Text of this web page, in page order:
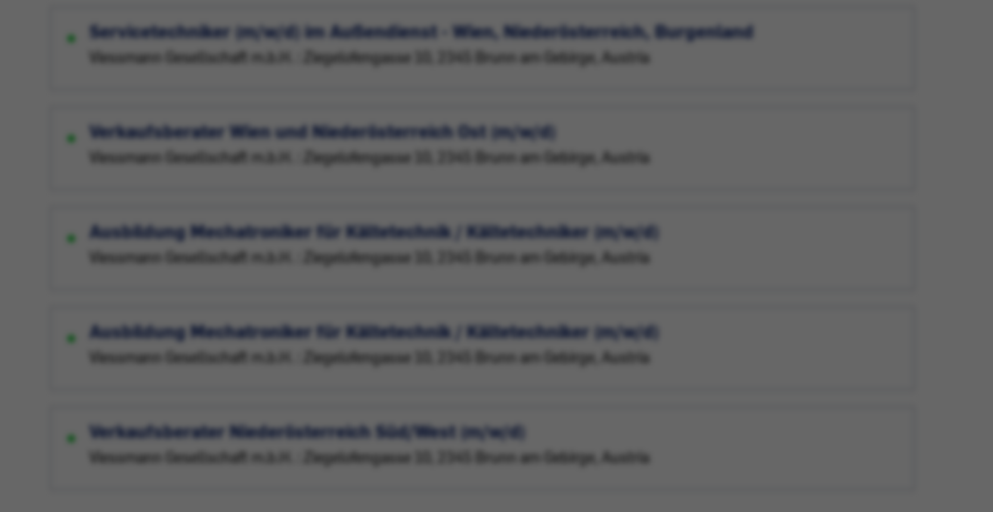
Servicetechniker (m/w/d) im Außendienst - Wien, Niederösterreich, Burgenland
Viessmann Gesellschaft m.b.H. : Ziegelofengasse 10, 2345 Brunn am Gebirge, Austria
Verkaufsberater Wien und Niederösterreich Ost (m/w/d)
Viessmann Gesellschaft m.b.H. : Ziegelofengasse 10, 2345 Brunn am Gebirge, Austria
Ausbildung Mechatroniker für Kältetechnik / Kältetechniker (m/w/d)
Viessmann Gesellschaft m.b.H. : Ziegelofengasse 10, 2345 Brunn am Gebirge, Austria
Ausbildung Mechatroniker für Kältetechnik / Kältetechniker (m/w/d)
Viessmann Gesellschaft m.b.H. : Ziegelofengasse 10, 2345 Brunn am Gebirge, Austria
Verkaufsberater Niederösterreich Süd/West (m/w/d)
Viessmann Gesellschaft m.b.H. : Ziegelofengasse 10, 2345 Brunn am Gebirge, Austria